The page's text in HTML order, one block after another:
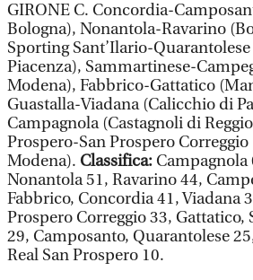
GIRONE C. Concordia-
Bologna), Nonantola-Ravarino
Sporting Sant’Ilario-
Piacenza), Sammartinese-
Modena), Fabbrico-Gattatico
Guastalla-Viadana (Calicchio di
Campagnola (Castagnoli di
Prospero-San Prospero
Modena). Classifica: Campagnola
Nonantola 51, Ravarino 44,
Fabbrico, Concordia 41, Viadana
Prospero Correggio 33, Gattatico,
29, Camposanto, Quarantolese
Real San Prospero 10.